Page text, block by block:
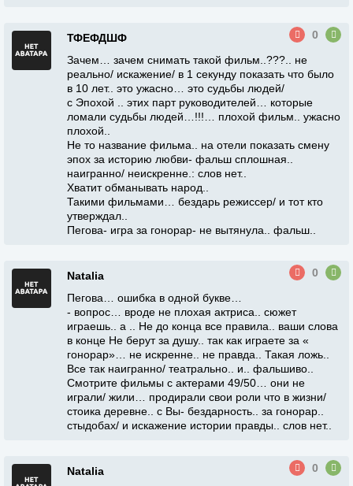
ТФЕФДШФ
0
Зачем… зачем снимать такой фильм..???.. не
реально/ искажение/ в 1 секунду показать что было
в 10 лет.. это ужасно… это судьбы людей/
с Эпохой .. этих парт руководителей… которые
ломали судьбы людей…!!!… плохой фильм.. ужасно
плохой..
Не то название фильма.. на отели показать смену
эпох за историю любви- фальш сплошная..
наигранно/ неискренне.: слов нет..
Хватит обманывать народ..
Такими фильмами… бездарь режиссер/ и тот кто
утверждал..
Пегова- игра за гонорар- не вытянула.. фальш..
Natalia
0
Пегова… ошибка в одной букве…
- вопрос… вроде не плохая актриса.. сюжет
играешь.. а .. Не до конца все правила.. ваши слова
в конце Не берут за душу.. так как играете за «
гонорар»… не искренне.. не правда.. Такая ложь..
Все так наигранно/ театрально.. и.. фальшиво..
Смотрите фильмы с актерами 49/50… они не
играли/ жили… продирали свои роли что в жизни/
стоика деревне.. с Вы- бездарность.. за гонорар..
стыдобах/ и искажение истории правды.. слов нет..
Natalia
0